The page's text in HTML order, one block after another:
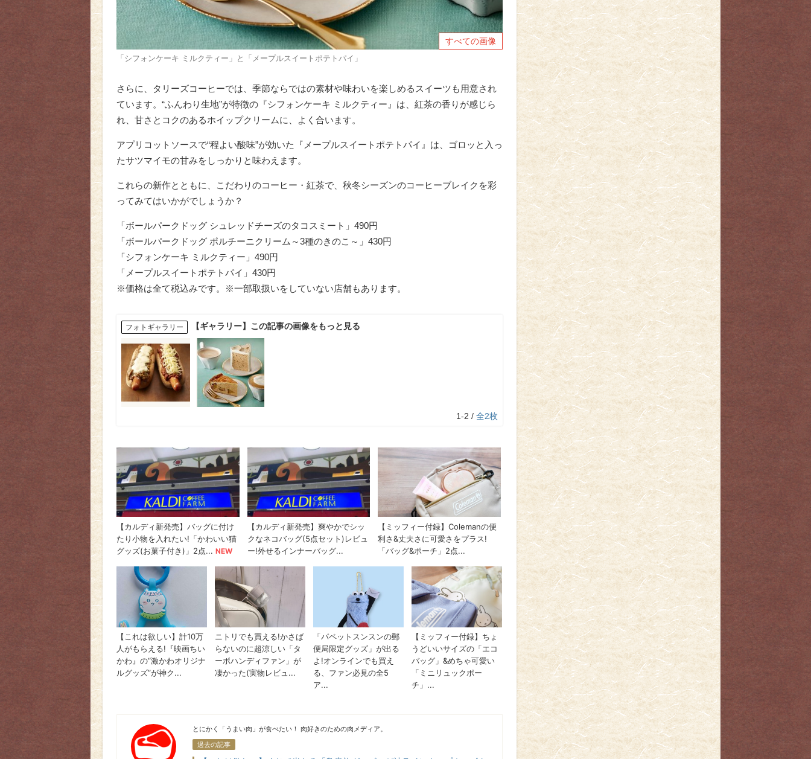
すべての画像
「シフォンケーキ ミルクティー」と「メープルスイートポテトパイ」
さらに、タリーズコーヒーでは、季節ならではの素材や味わいを楽しめるスイーツも用意され
ています。“ふんわり生地”が特徴の『シフォンケーキ ミルクティー』は、紅茶の香りが感じら
れ、甘さとコクのあるホイップクリームに、よく合います。
アプリコットソースで“程よい酸味”が効いた『メープルスイートポテトパイ』は、ゴロッと入っ
たサツマイモの甘みをしっかりと味わえます。
これらの新作とともに、こだわりのコーヒー・紅茶で、秋冬シーズンのコーヒーブレイクを彩
ってみてはいかがでしょうか？
「ボールパークドッグ シュレッドチーズのタコスミート」490円
「ボールパークドッグ ポルチーニクリーム～3種のきのこ～」430円
「シフォンケーキ ミルクティー」490円
「メープルスイートポテトパイ」430円
※価格は全て税込みです。※一部取扱いをしていない店舗もあります。
フォトギャラリー 【ギャラリー】この記事の画像をもっと見る
1-2 / 全2枚
うまい肉とにかく「うまい肉」が食べたい！ 肉好きのための肉メディア。
過去の記事